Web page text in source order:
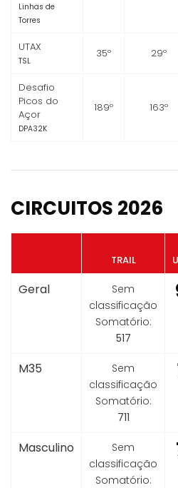
Linhas de
Torres
UTAX
TSL
35º 29º
Desafio
Picos do
Açor
DPA32K
189º 163º
CIRCUITOS 2026
TRAIL
Geral
Sem
classificação
Somatório:
517
M35
Sem
classificação
Somatório:
711
Masculino
Sem
classificação
Somatório: